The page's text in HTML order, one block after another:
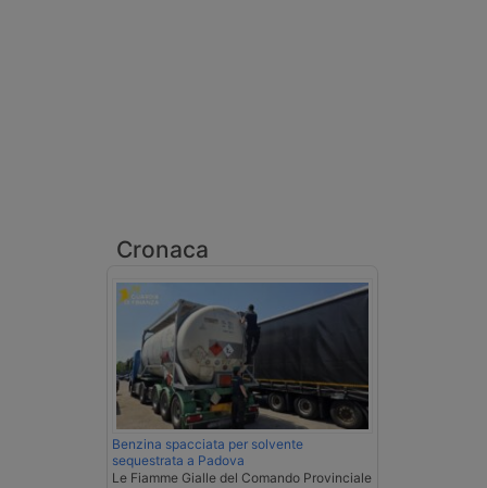
Cronaca
Benzina spacciata per solvente
sequestrata a Padova
Le Fiamme Gialle del Comando Provinciale